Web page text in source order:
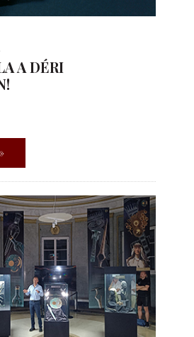
A DÉRI